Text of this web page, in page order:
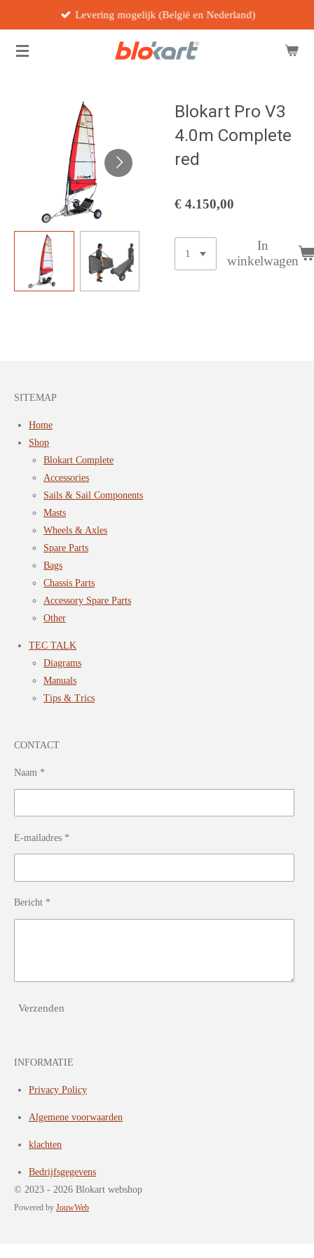
naar
Levering mogelijk (België en Nederland)
Blokart Pro V3
4.0m Complete
red
€ 4.150,00
In
winkelwagen
SITEMAP
Home
Shop
Blokart Complete
Accessories
Sails & Sail Components
Masts
Wheels & Axles
Spare Parts
Bags
Chassis Parts
Accessory Spare Parts
Other
TEC TALK
Diagrams
Manuals
Tips & Trics
CONTACT
Naam *
E-mailadres *
Bericht *
Verzenden
INFORMATIE
Privacy Policy
Algemene voorwaarden
klachten
Bedrijfsgegevens
© 2023 - 2026 Blokart webshop
Powered by JouwWeb